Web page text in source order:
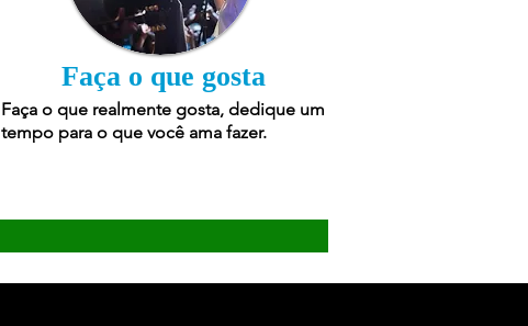
Faça o que gosta
Faça o que realmente gosta, dedique um
tempo para o que você ama fazer.